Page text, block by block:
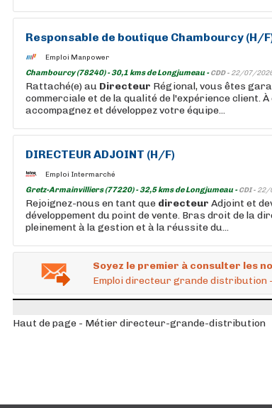
Responsable de boutique Chambourcy (H/
Emploi Manpower
Chambourcy (78240) - 30,1 kms de Longjumeau -CDD - 22/07/
Rattaché(e) au Directeur Régional, vous êtes
commerciale et de la qualité de l'expérience client. À
accompagnez et développez votre équipe...
DIRECTEURADJOINT (H/F)
Emploi Intermarché
Gretz-Armainvilliers (77220) - 32,5 kms de Longjumeau -CDI - 22/
Rejoignez-nous en tant que directeur Adjoint et
développement du point de vente. Bras droit de la
pleinement à la gestion et à la réussite du...
Soyez le premier à consulter les
Emploi directeur grande distribution
Haut de page - Métier directeur-grande-distribution